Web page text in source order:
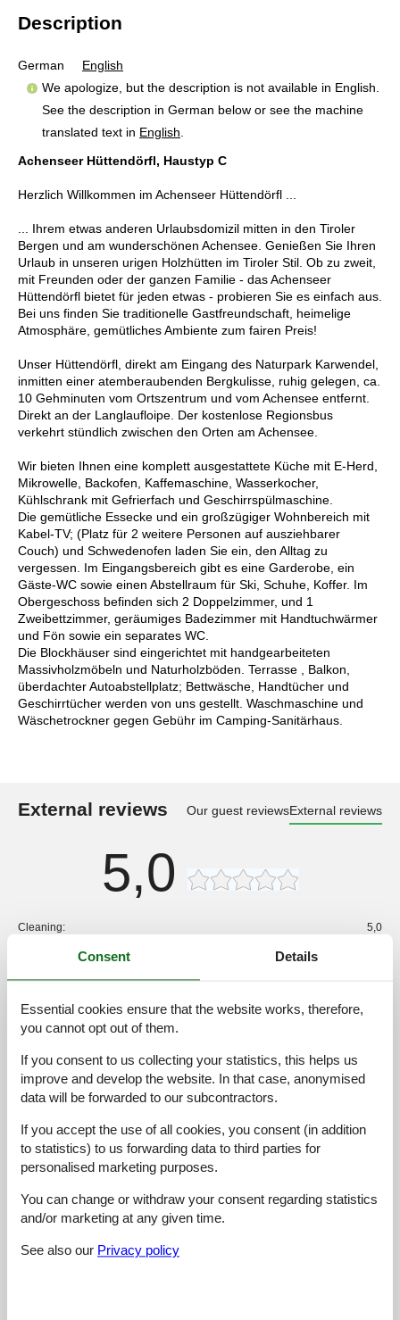
Description
German
English
We apologize, but the description is not available in English.
See the description in German below or see the machine
translated text in English
Achenseer Hüttendörfl, Haustyp C
Herzlich Willkommen im Achenseer Hüttendörfl ...
... Ihrem etwas anderen Urlaubsdomizil mitten in den Tiroler
Bergen und am wunderschönen Achensee. Genießen Sie Ihren
Urlaub in unseren urigen Holzhütten im Tiroler Stil. Ob zu zweit,
mit Freunden oder der ganzen Familie - das Achenseer
Hüttendörfl bietet für jeden etwas - probieren Sie es einfach aus.
Bei uns finden Sie traditionelle Gastfreundschaft, heimelige
Atmosphäre, gemütliches Ambiente zum fairen Preis!
Unser Hüttendörfl, direkt am Eingang des Naturpark Karwendel,
inmitten einer atemberaubenden Bergkulisse, ruhig gelegen, ca.
10 Gehminuten vom Ortszentrum und vom Achensee entfernt.
Direkt an der Langlaufloipe. Der kostenlose Regionsbus
verkehrt stündlich zwischen den Orten am Achensee.
Wir bieten Ihnen eine komplett ausgestattete Küche mit E-Herd,
Mikrowelle, Backofen, Kaffemaschine, Wasserkocher,
Kühlschrank mit Gefrierfach und Geschirrspülmaschine.
Die gemütliche Essecke und ein großzügiger Wohnbereich mit
Kabel-TV; (Platz für 2 weitere Personen auf ausziehbarer
Couch) und Schwedenofen laden Sie ein, den Alltag zu
vergessen. Im Eingangsbereich gibt es eine Garderobe, ein
Gäste-WC sowie einen Abstellraum für Ski, Schuhe, Koffer. Im
Obergeschoss befinden sich 2 Doppelzimmer, und 1
Zweibettzimmer, geräumiges Badezimmer mit Handtuchwärmer
und Fön sowie ein separates WC.
Die Blockhäuser sind eingerichtet mit handgearbeiteten
Massivholzmöbeln und Naturholzböden. Terrasse , Balkon,
überdachter Autoabstellplatz; Bettwäsche, Handtücher und
Geschirrtücher werden von uns gestellt. Waschmaschine und
Wäschetrockner gegen Gebühr im Camping-Sanitärhaus.
External reviews Our guest reviewsExternal reviews
5,0
Cleaning:
5,0
Overall:
Room:
Services on site:
3 external reviews
5,0 juli 2025
Cleaning: 5 Location: 5 Overall:
Room:
5 Services on site:
4,8
Room:
5 Services on site:
Consent Details
Essential cookies ensure that the website works, therefore,
you cannot opt out of them.
If you consent to us collecting your statistics, this helps us
improve and develop the website. In that case, anonymised
data will be forwarded to our subcontractors.
If you accept the use of all cookies, you consent (in addition
to statistics) to us forwarding data to third parties for
personalised marketing purposes.
You can change or withdraw your consent regarding statistics
and/or marketing at any given time.
See also our Privacy policy